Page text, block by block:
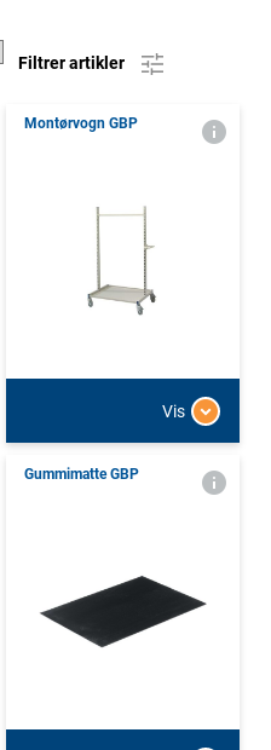
Filtrer artikler
Montørvogn GBP
Vis
Gummimatte GBP